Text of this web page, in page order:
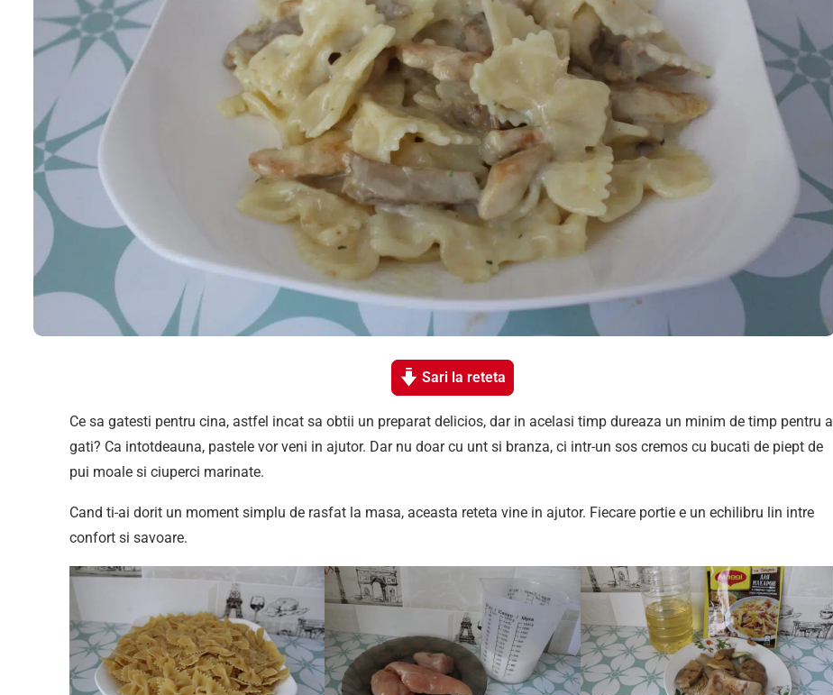
Sari la reteta
Ce sa gatesti pentru cina, astfel incat sa obtii un preparat delicios, dar in acelasi timp dureaza un minim de timp pentru a
gati? Ca intotdeauna, pastele vor veni in ajutor. Dar nu doar cu unt si branza, ci intr-un sos cremos cu bucati de piept de
pui moale si ciuperci marinate.
Cand ti-ai dorit un moment simplu de rasfat la masa, aceasta reteta vine in ajutor. Fiecare portie e un echilibru lin intre
confort si savoare.